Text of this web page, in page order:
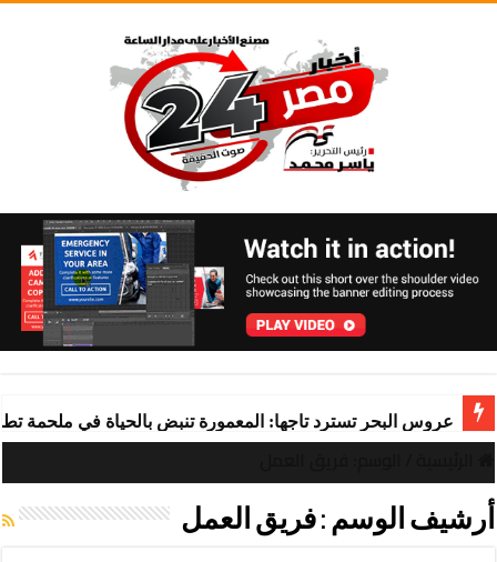
عروس البحر تسترد تاجها: المعمورة تنبض بالحياة في ملحمة
أرشيف الوسم :فريق العمل